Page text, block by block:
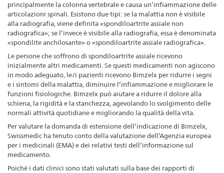
principalmente la colonna vertebrale e causa un’infiammazione delle
articolazioni spinali. Esistono due tipi: se la malattia non è visibile
alla radiografia, viene definita «spondiloartrite assiale non
radiografica»; se l’invece è visibile alla radiografia, essa è denominata
«spondilite anchilosante» o «spondiloartrite assiale radiografica».
Le persone che soffrono di spondiloartrite assiale ricevono
inizialmente altri medicamenti. Se questi medicamenti non agiscono
in modo adeguato, le/i pazienti ricevono Bimzelx per ridurre i segni
e i sintomi della malattia, diminuire l’infiammazione e migliorare le
funzioni fisiologiche. Bimzelx può aiutare a ridurre il dolore alla
schiena, la rigidità e la stanchezza, agevolando lo svolgimento delle
normali attività quotidiane e migliorando la qualità della vita.
Per valutare la domanda di estensione dell’indicazione di Bimzelx,
Swissmedic ha tenuto conto della valutazione dell’Agenzia europea
per i medicinali (EMA) e dei relativi testi dell’informazione sul
medicamento.
Poiché i dati clinici sono stati valutati sulla base dei rapporti di